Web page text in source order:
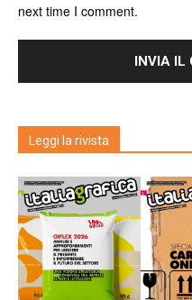
next time I comment.
Leggi la rivista